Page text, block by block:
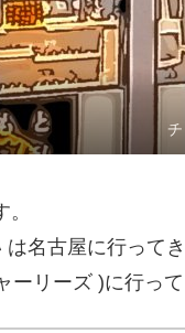
名古屋に行って
ーリーズ )に行っ